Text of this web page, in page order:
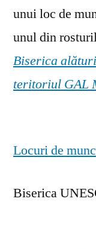
unui loc de
unul din
Biserica
teritoriul GAL
Locuri de
Biserica